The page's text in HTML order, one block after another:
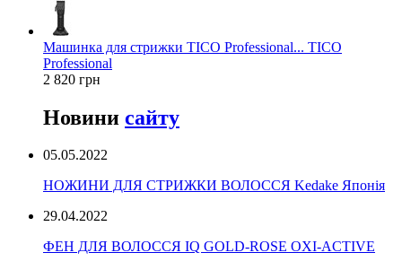
Машинка для стрижки TICO Professional... TICO
Professional
2 820 грн
Новини сайту
05.05.2022
НОЖИНИ ДЛЯ СТРИЖКИ ВОЛОССЯ Kedake Японія
29.04.2022
ФЕН ДЛЯ ВОЛОССЯ IQ GOLD-ROSE OXI-ACTIVE